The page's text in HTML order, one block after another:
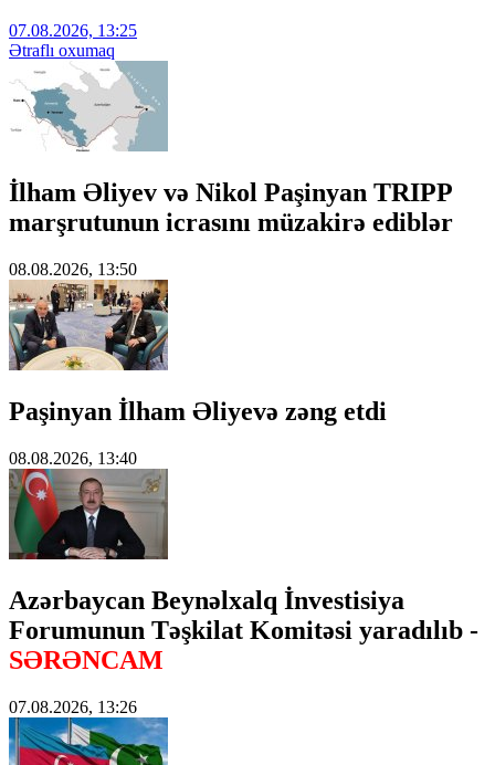
07.08.2026, 13:25
Ətraflı oxumaq
İlham Əliyev və Nikol Paşinyan TRIPP
marşrutunun icrasını müzakirə ediblər
08.08.2026, 13:50
Paşinyan İlham Əliyevə zəng etdi
08.08.2026, 13:40
Azərbaycan Beynəlxalq İnvestisiya
Forumunun Təşkilat Komitəsi yaradılıb -
SƏRƏNCAM
07.08.2026, 13:26